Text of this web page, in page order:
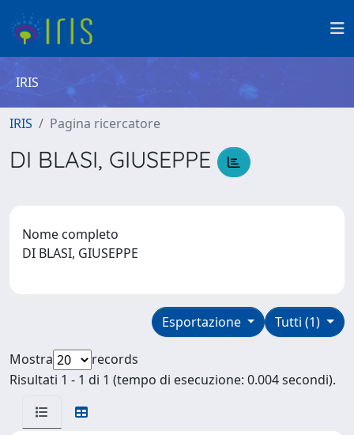
IRIS
IRIS Pagina ricercatore
DI BLASI, GIUSEPPE
Nome completo
DI BLASI, GIUSEPPE
Tutti (1)
Esportazione
Mostra
records
Risultati 1 - 1 di 1 (tempo di esecuzione: 0.004 secondi).